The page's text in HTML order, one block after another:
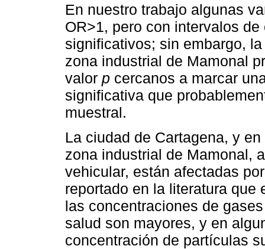
En nuestro trabajo algunas
OR>1, pero con intervalos
significativos; sin embargo,
zona industrial de Mamonal
valor p cercanos a marcar
significativa que
muestral.
La ciudad de Cartagena, y
zona industrial de Mamonal,
vehicular, están afectadas
reportado en la literatura
las concentraciones de
salud son mayores, y en
concentración de partículas